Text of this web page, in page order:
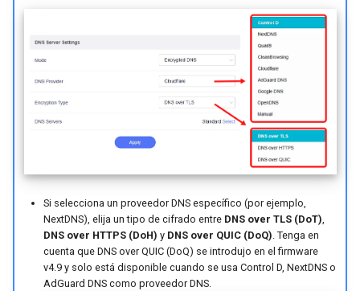
Si selecciona un proveedor DNS específico (por ejemplo,
NextDNS), elija un tipo de cifrado entre DNS over TLS (DoT)
DNS over HTTPS (DoH) y DNS over QUIC (DoQ) . Tenga en
cuenta que DNS over QUIC (DoQ) se introdujo en el firmware
v4.9 y solo está disponible cuando se usa Control D, NextDNS o
AdGuard DNS como proveedor DNS.